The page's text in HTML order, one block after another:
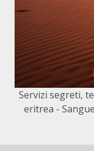
Servizi segreti,
eritrea -